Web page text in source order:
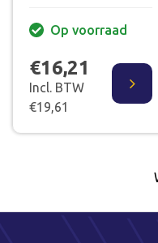
HORIZONTAAL IP44
Op voorraad
€16,21
Incl. BTW
€19,61